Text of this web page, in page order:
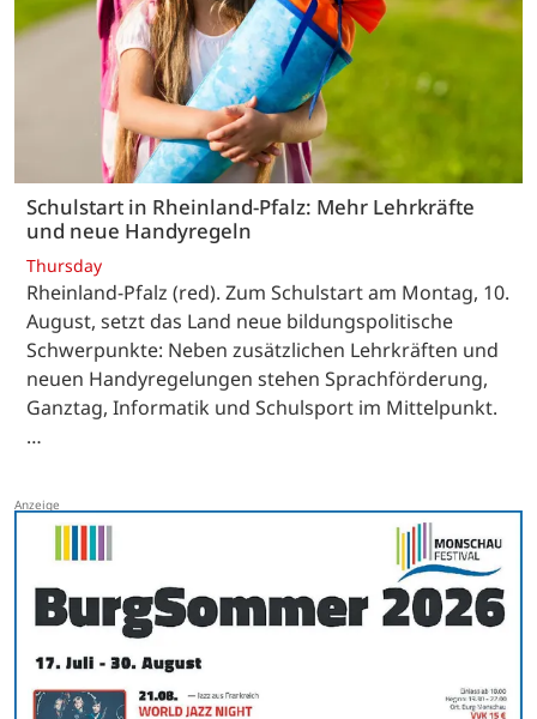
Schulstart in Rheinland-Pfalz: Mehr Lehrkräfte
und neue Handyregeln
Thursday
Rheinland-Pfalz (red). Zum Schulstart am Montag, 10.
August, setzt das Land neue bildungspolitische
Schwerpunkte: Neben zusätzlichen Lehrkräften und
neuen Handyregelungen stehen Sprachförderung,
Ganztag, Informatik und Schulsport im Mittelpunkt.
…